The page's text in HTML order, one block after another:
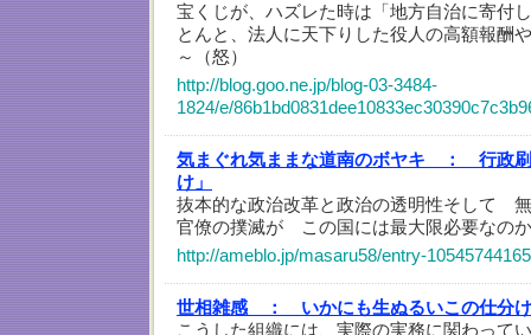
宝くじが、ハズレた時は「地方自治に寄付
とんと、法人に天下りした役人の高額報酬
～（怒）
http://blog.goo.ne.jp/blog-03-3484-
1824/e/
気まぐれ気ままな道南のボヤキ ：
行政
け」
抜本的な政治改革と政治の透明性そして
官僚の撲滅が この国には最大限必要なの
http://ameblo.jp/masaru58/entry-
世相雑感 ：
いかにも生ぬるいこの仕分け
こうした組織には、実際の実務に関わって